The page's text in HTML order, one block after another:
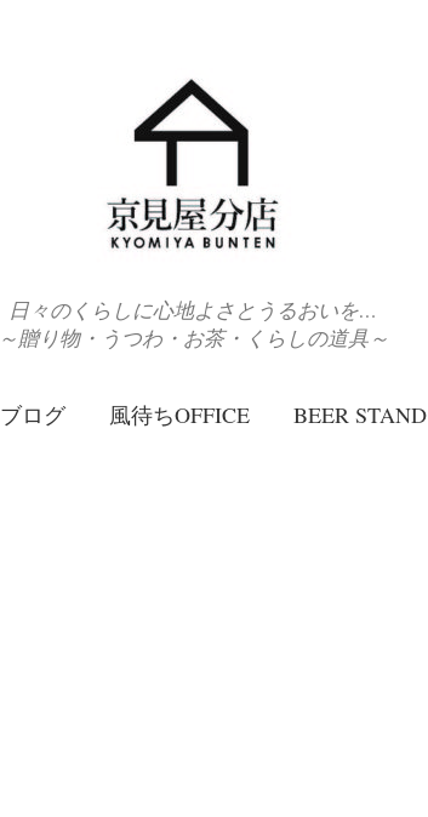
日々のくらしに心地よさとうるおいを…
～贈り物・うつわ・お茶・くらしの道具～
ブログ 風待ちOFFICE BEER STAND